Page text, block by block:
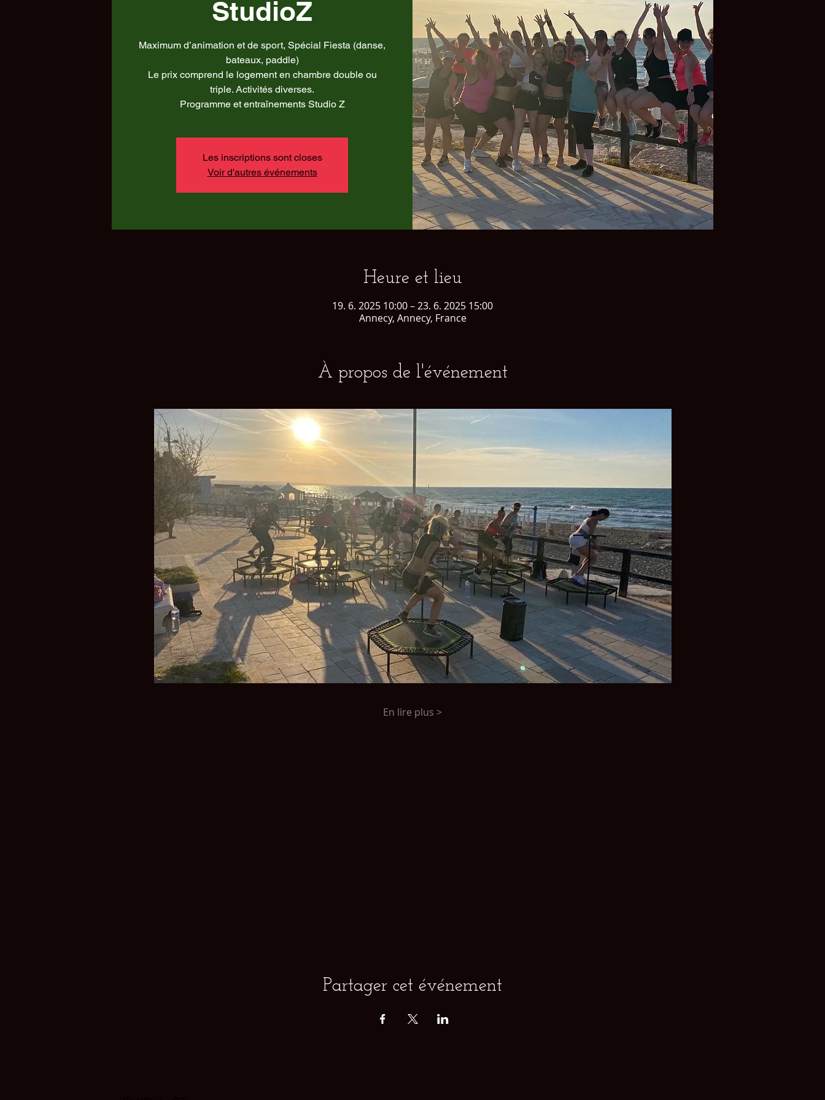
StudioZ
Maximum d’animation et de sport, Spécial Fiesta (danse,
bateaux, paddle)
Le prix comprend le logement en chambre double ou
triple. Activités diverses.
Programme et entraînements Studio Z
Les inscriptions sont closes
Voir d'autres événements
Heure et lieu
19. 6. 2025 10:00 – 23. 6. 2025 15:00
Annecy, Annecy, France
À propos de l'événement
En lire plus >
Partager cet événement